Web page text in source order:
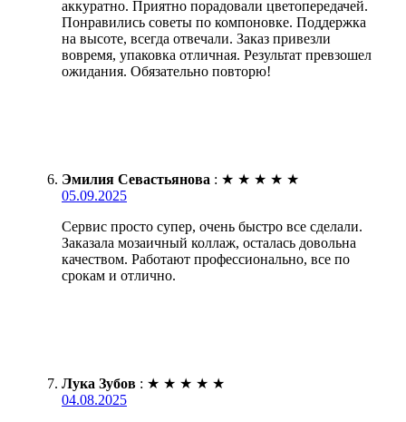
аккуратно. Приятно порадовали цветопередачей.
Понравились советы по компоновке. Поддержка
на высоте, всегда отвечали. Заказ привезли
вовремя, упаковка отличная. Результат превзошел
ожидания. Обязательно повторю!
Эмилия Севастьянова : ★ ★ ★ ★ ★
05.09.2025
Сервис просто супер, очень быстро все сделали.
Заказала мозаичный коллаж, осталась довольна
качеством. Работают профессионально, все по
срокам и отлично.
Лука Зубов : ★ ★ ★ ★ ★
04.08.2025